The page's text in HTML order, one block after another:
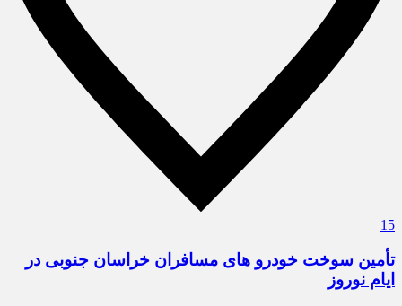
15
تأمین سوخت خودرو های مسافران خراسان جنوبی در
ایام نوروز